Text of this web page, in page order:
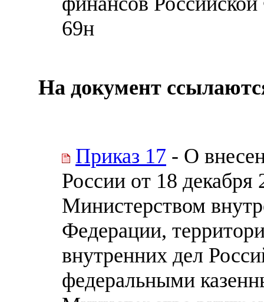
69н
На документ
Приказ 17 - О
России от 18
Министерством
Федерации,
внутренних дел
федеральными